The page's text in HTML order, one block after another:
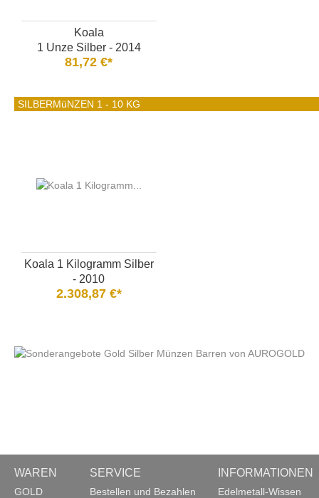
Koala
1 Unze Silber - 2014
81,72 €*
SILBERMüNZEN 1 - 10 KG
Koala 1 Kilogramm Silber
- 2010
2.308,87 €*
WAREN
GOLD
SERVICE
Bestellen und Bezahlen
INFORMATIONEN
Edelmetall-Wissen